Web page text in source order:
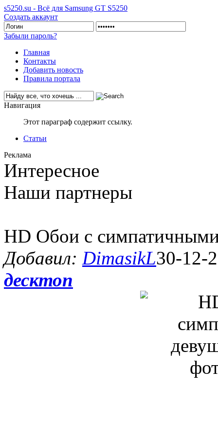
s5250.su - Всё для Samsung GT S5250
Создать аккаунт
Забыли пароль?
Главная
Контакты
Добавить новость
Правила портала
Навигация
Этот параграф содержит ссылку.
Статьи
Реклама
Интересное
Наши партнеры
HD Обои с
Добавил: DimasikL30-12-
десктоп